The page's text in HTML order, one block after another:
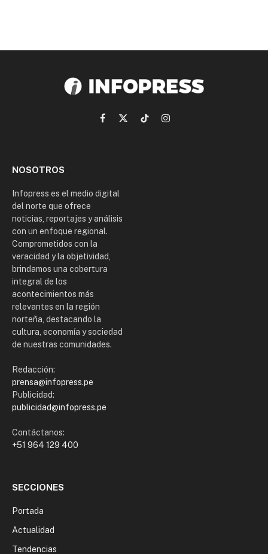
Facebook
X
TikTokInstagram
NOSOTROS
Infopress es el medio digital
del norte que ofrece
noticias, reportajes y análisis
con un enfoque regional.
Comprometidos con la
veracidad y la objetividad,
brindamos una cobertura
integral de los
acontecimientos más
relevantes en la región
norteña, destacando la
cultura, economía y sociedad
de nuestras comunidades.
Redacción:
prensa@infopress.pe
Publicidad:
publicidad@infopress.pe
Contáctanos:
+51 964 129 400
SECCIONES
Portada
Actualidad
Tendencias